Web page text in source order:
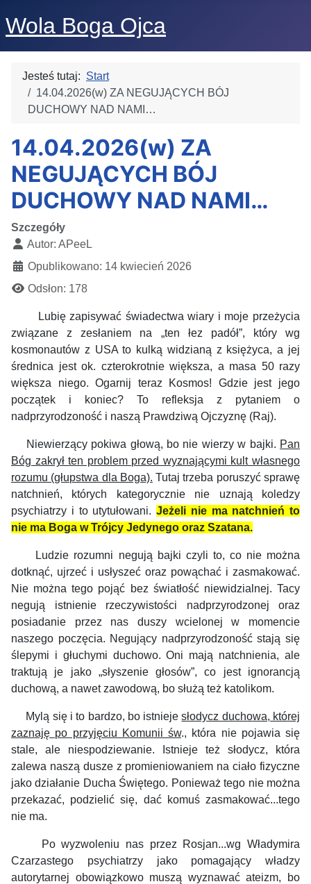
Wola Boga Ojca
Jesteś tutaj: Start
14.04.2026(w) ZA NEGUJĄCYCH BÓJ
DUCHOWY NAD NAMI…
14.04.2026(w) ZA
NEGUJĄCYCH BÓJ
DUCHOWY NAD NAMI…
Szczegóły
Autor: APeeL
Opublikowano: 14 kwiecień 2026
Odsłon: 178
Lubię zapisywać świadectwa wiary i moje przeżycia
związane z zesłaniem na „ten łez padół”, który wg
kosmonautów z USA to kulką widzianą z księżyca, a jej
średnica jest ok. czterokrotnie większa, a masa 50 razy
większa niego. Ogarnij teraz Kosmos! Gdzie jest jego
początek i koniec?
To refleksja z pytaniem o
nadprzyrodzoność i naszą Prawdziwą Ojczyznę (Raj).
Niewierzący pokiwa głową, bo nie wierzy w bajki. Pan
Bóg zakrył ten problem przed wyznającymi kult własnego
rozumu (głupstwa dla Boga). Tutaj trzeba poruszyć sprawę
natchnień, których kategorycznie nie uznają koledzy
psychiatrzy i to utytułowani. Jeżeli nie ma natchnień to
nie ma Boga w Trójcy Jedynego oraz Szatana.
Ludzie rozumni negują bajki czyli to, co nie można
dotknąć, ujrzeć i usłyszeć oraz powąchać i zasmakować.
Nie można tego pojąć bez światłość niewidzialnej. Tacy
negują istnienie rzeczywistości nadprzyrodzonej oraz
posiadanie przez nas duszy wcielonej w momencie
naszego poczęcia. Negujący nadprzyrodzoność stają się
ślepymi i głuchymi duchowo. Oni mają natchnienia, ale
traktują je jako „słyszenie głosów”, co jest ignorancją
duchową, a nawet zawodową, bo służą też katolikom.
Mylą się i to bardzo, bo istniejesłodycz duchowa, której
zaznaję po przyjęciu Komunii św., która nie pojawia się
stale, ale niespodziewanie. Istnieje też słodycz, która
zalewa naszą dusze z promieniowaniem na ciało fizyczne
jako działanie Ducha Świętego. Ponieważ tego nie można
przekazać, podzielić się, dać komuś zasmakować...tego
nie ma.
Po wyzwoleniu nas przez Rosjan...wg Władymira
Czarzastego psychiatrzy jako pomagający władzy
autorytarnej obowiązkowo muszą wyznawać ateizm, bo